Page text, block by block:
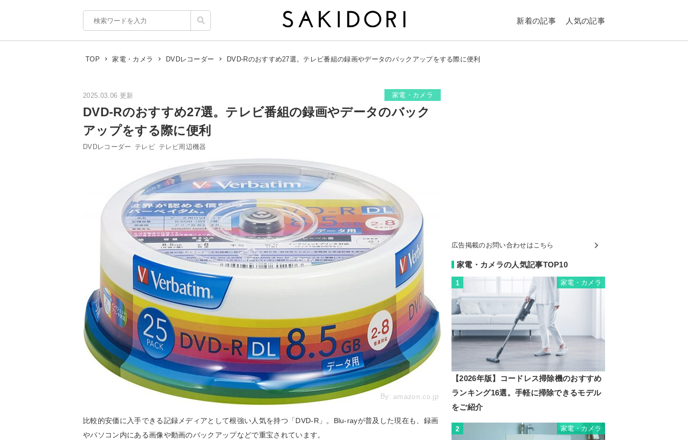
新着の記事 人気の記事
TOP 家電・カメラ DVDレコーダー DVD-Rのおすすめ27選。テレビ番組の録画やデータのバックアップをする際に便利
2025.03.06 更新 家電・カメラ
DVD-Rのおすすめ27選。テレビ番組の録画やデータのバック
アップをする際に便利
DVDレコーダー テレビ テレビ周辺機器
By: amazon.co.jp
比較的安価に入手できる記録メディアとして根強い人気を持つ「DVD-R」。Blu-rayが普及した現在も、録画
やパソコン内にある画像や動画のバックアップなどで重宝されています。
広告掲載のお問い合わせはこちら
家電・カメラの人気記事TOP10
1 家電・カメラ
【2026年版】コードレス掃除機のおすすめ
ランキング16選。手軽に掃除できるモデル
をご紹介
2 家電・カメラ